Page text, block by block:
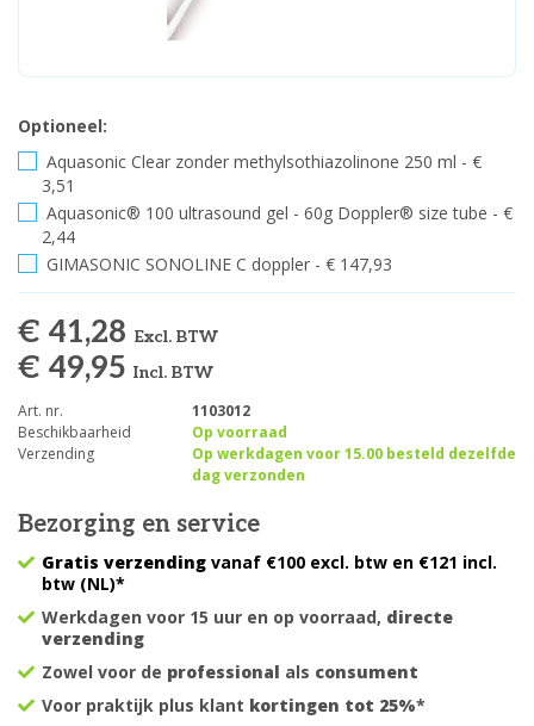
Optioneel:
Aquasonic Clear zonder methylsothiazolinone 250 ml - €
3,51
Aquasonic® 100 ultrasound gel - 60g Doppler® size tube - €
2,44
GIMASONIC SONOLINE C doppler - € 147,93
€ 41,28 Excl. BTW
€ 49,95 Incl. BTW
Art. nr.
1103012
Beschikbaarheid
Op voorraad
Verzending
Op werkdagen voor 15.00 besteld dezelfde
dag verzonden
Bezorging en service
Gratis verzending vanaf €100 excl. btw en €121 incl.
btw (NL)*
Werkdagen voor 15 uur en op voorraad, directe
verzending
Zowel voor de professional als consument
Voor praktijk plus klant kortingen tot 25%*